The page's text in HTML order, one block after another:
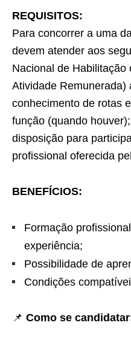
REQUISITOS:
Para concorrer a uma
devem atender aos
Nacional de
Atividade Remunerada)
conhecimento de rotas
função (quando
disposição para
profissional oferecida
BENEFÍCIOS:
Formação
experiência;
Possibilidade de
Condições
📌 Como se